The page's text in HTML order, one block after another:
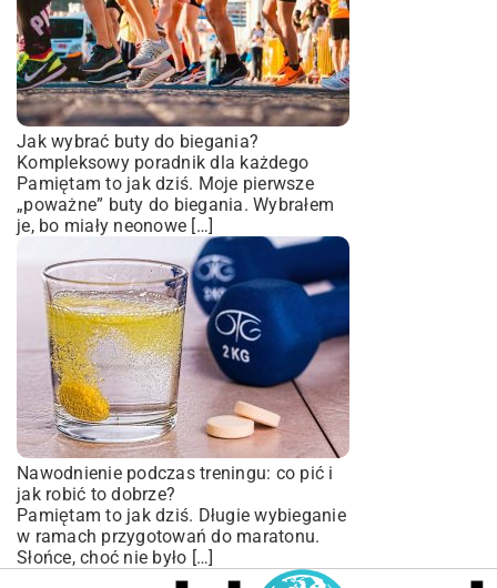
Jak wybrać buty do biegania?
Kompleksowy poradnik dla każdego
Pamiętam to jak dziś. Moje pierwsze
„poważne” buty do biegania. Wybrałem
je, bo miały neonowe […]
Nawodnienie podczas treningu: co pić i
jak robić to dobrze?
Pamiętam to jak dziś. Długie wybieganie
w ramach przygotowań do maratonu.
Słońce, choć nie było […]